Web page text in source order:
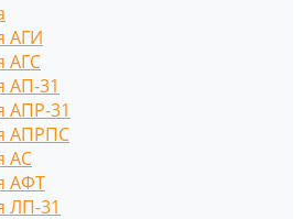
АГИ
АГС
АП-31
АПР-31
АПРПС
АС
АФТ
ЛП-31